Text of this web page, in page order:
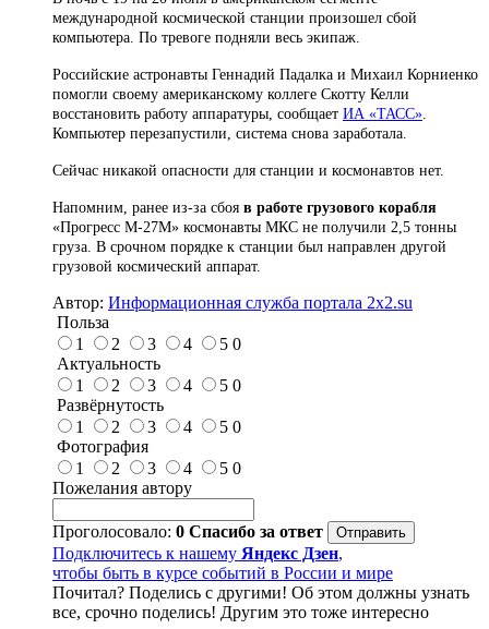
международной космической станции произошел сбой
компьютера. По тревоге подняли весь экипаж.
Российские астронавты Геннадий Падалка и Михаил Корниенко
помогли своему американскому коллеге Скотту Келли
восстановить работу аппаратуры, сообщает ИА «ТАСС»
Компьютер перезапустили, система снова заработала.
Сейчас никакой опасности для станции и космонавтов нет.
Напомним, ранее из-за сбоя в работе грузового корабля
«Прогресс М-27М» космонавты МКС не получили 2,5 тонны
груза. В срочном порядке к станции был направлен другой
грузовой космический аппарат.
Автор: Информационная служба портала 2x2.su
Польза
1
2 3 4 5 0
Актуальность
1
2 3 4 5 0
Развёрнутость
1
2 3 4 5 0
Фотография
1
2 3 4 5 0
Пожелания автору
Проголосовало: 0 Спасибо за ответ
Подключитесь к нашему Яндекс Дзен,
чтобы быть в курсе событий в России и мире
Почитал? Поделись с другими! Об этом должны узнать
все, срочно поделись! Другим это тоже интересно